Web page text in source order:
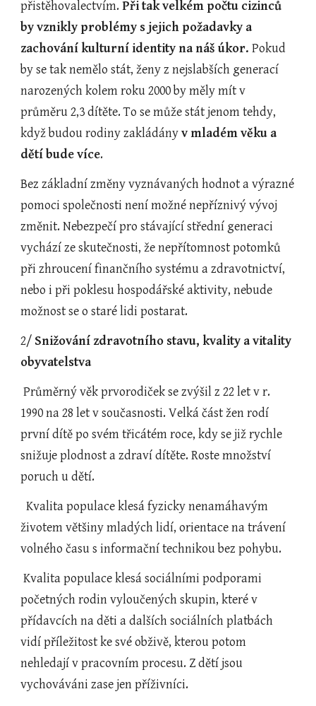
přistěhovalectvím. Při tak velkém počtu cizinců
by vznikly problémy s jejich požadavky a
zachování kulturní identity na náš úkor. Pokud
by se tak nemělo stát, ženy z nejslabších generací
narozených kolem roku 2000 by měly mít v
průměru 2,3 dítěte. To se může stát jenom tehdy,
když budou rodiny zakládány v mladém věku a
dětí bude více.
Bez základní změny vyznávaných hodnot a výrazné
pomoci společnosti není možné nepříznivý vývoj
změnit. Nebezpečí pro stávající střední generaci
vychází ze skutečnosti, že nepřítomnost potomků
při zhroucení finančního systému a zdravotnictví,
nebo i při poklesu hospodářské aktivity, nebude
možnost se o staré lidi postarat.
2/ Snižování zdravotního stavu, kvality a vitality
obyvatelstva
Průměrný věk prvorodiček se zvýšil z 22 let v r.
1990 na 28 let v současnosti. Velká část žen rodí
první dítě po svém třicátém roce, kdy se již rychle
snižuje plodnost a zdraví dítěte. Roste množství
poruch u dětí.
  Kvalita populace klesá fyzicky nenamáhavým
životem většiny mladých lidí, orientace na trávení
volného času s informační technikou bez pohybu.
Kvalita populace klesá sociálními podporami
početných rodin vyloučených skupin, které v
přídavcích na děti a dalších sociálních platbách
vidí příležitost ke své obživě, kterou potom
nehledají v pracovním procesu. Z dětí jsou
vychováváni zase jen příživníci.